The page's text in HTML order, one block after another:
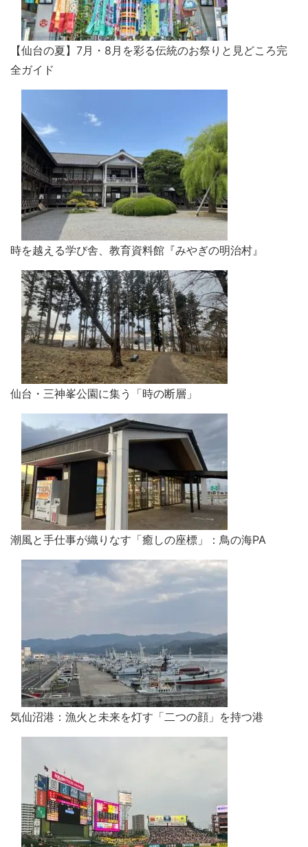
【仙台の夏】7月・8月を彩る伝統のお祭りと見どころ完
全ガイド
時を越える学び舎、教育資料館『みやぎの明治村』
仙台・三神峯公園に集う「時の断層」
潮風と手仕事が織りなす「癒しの座標」：鳥の海PA
気仙沼港：漁火と未来を灯す「二つの顔」を持つ港